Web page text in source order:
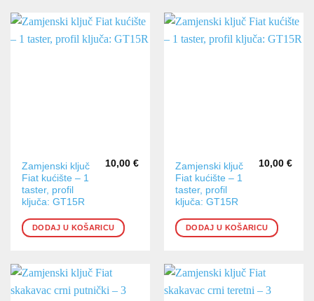
Zamjenski ključ
Fiat kućište – 1
taster, profil
ključa: GT15R
10,00 €
DODAJ U KOŠARICU
Zamjenski ključ
Fiat kućište – 1
taster, profil
ključa: GT15R
10,00 €
DODAJ U KOŠARICU